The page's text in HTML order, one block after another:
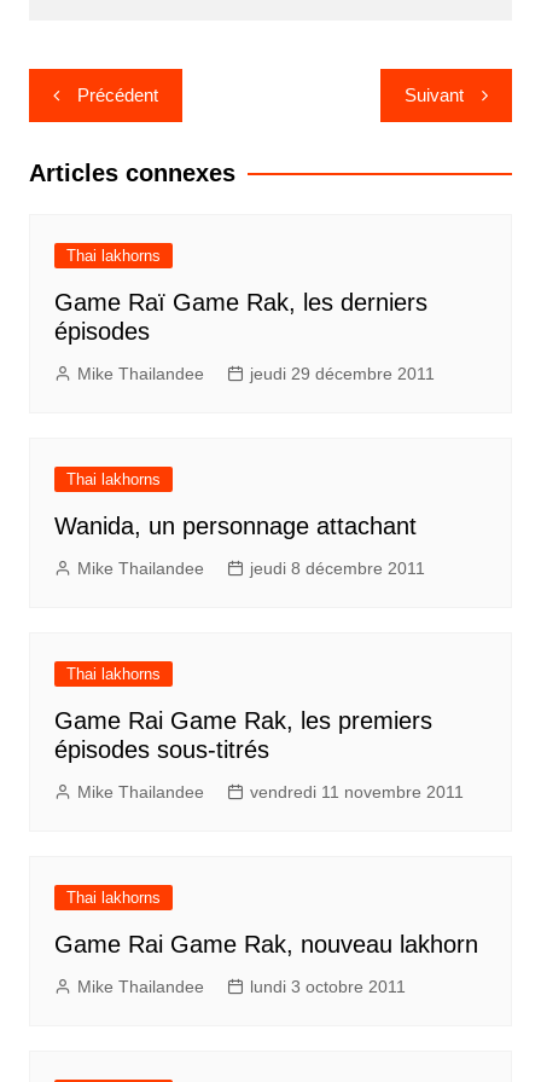
Navigation
de
l’article
Précédent Suivant
Articles connexes
Thai lakhorns
Game Raï Game Rak, les derniers
épisodes
Mike Thailandee jeudi 29 décembre 2011
Thai lakhorns
Wanida, un personnage attachant
Mike Thailandee jeudi 8 décembre 2011
Thai lakhorns
Game Rai Game Rak, les premiers
épisodes sous-titrés
Mike Thailandee vendredi 11 novembre 2011
Thai lakhorns
Game Rai Game Rak, nouveau lakhorn
Mike Thailandee lundi 3 octobre 2011